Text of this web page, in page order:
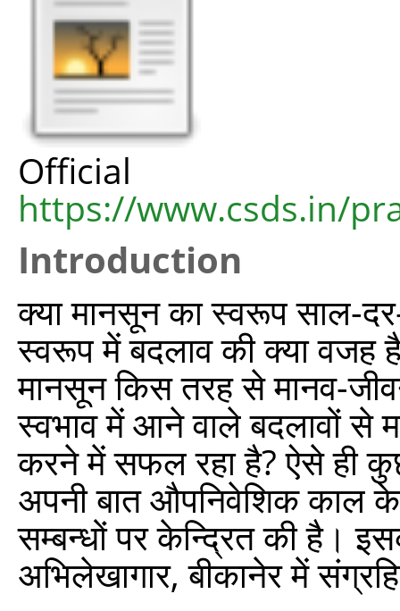
https://www.csds.in/
Introduction
क्या मानसून का स्वरूप साल-
स्वरूप में बदलाव की क्या वजह
मानसून किस तरह से मानव-
स्वभाव में आने वाले बदलावों
करने में सफल रहा है? ऐसे ही
अपनी बात औपनिवेशिक काल
सम्बन्धों पर केन्द्रित की है।
अभिलेखागार, बीकानेर में